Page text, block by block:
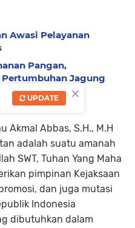
Awasi Pelayanan
Pangan,
Jagung
Akmal Abbas, S.H., M.H
adalah suatu amanah
SWT, Tuhan Yang Maha
pimpinan Kejaksaan
dan juga mutasi
Indonesia
dibutuhkan dalam
×
UPDATE